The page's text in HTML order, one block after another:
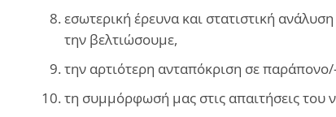
εσωτερική έρευνα και στατιστική
την βελτιώσουμε,
την αρτιότερη ανταπόκριση σε
τη συμμόρφωσή μας στις απαιτήσεις